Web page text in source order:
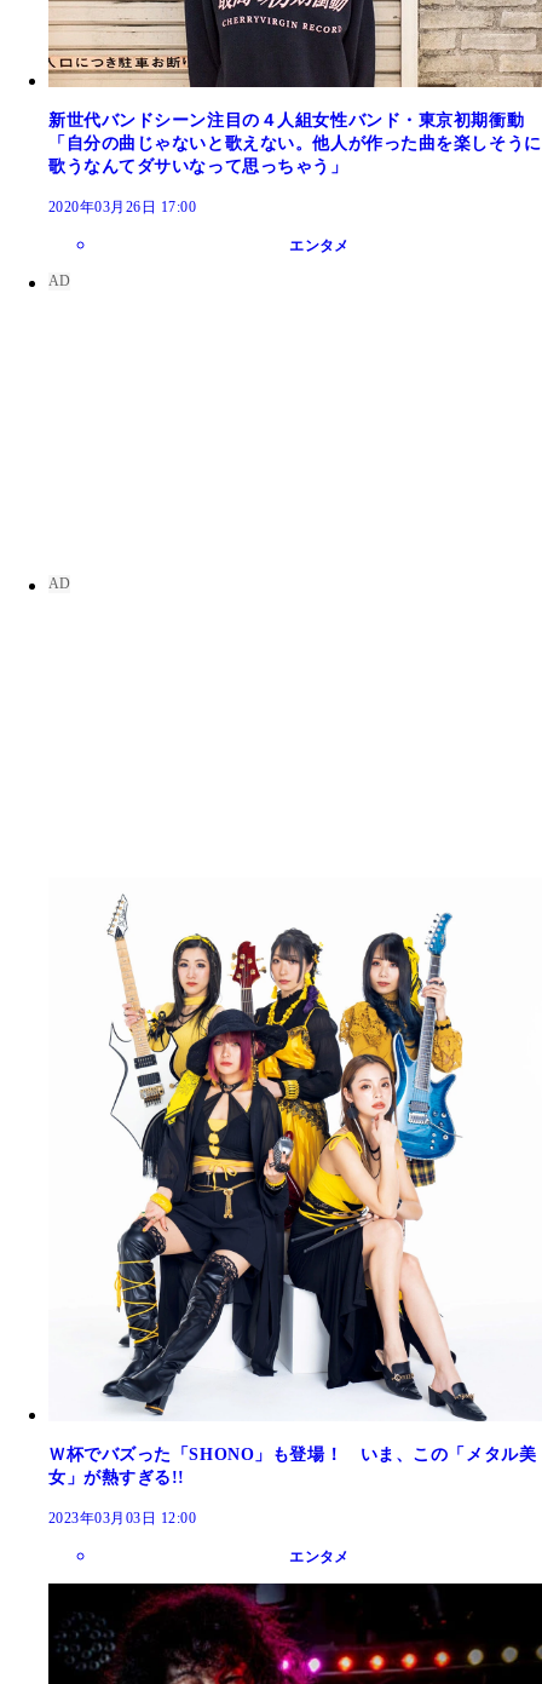
新世代バンドシーン注目の４人組女性バンド・東京初期衝動
「自分の曲じゃないと歌えない。他人が作った曲を楽しそうに
歌うなんてダサいなって思っちゃう」
2020年03月26日 17:00
エンタメ
Ｗ杯でバズった「SHONO」も登場！ いま、この「メタル美
女」が熱すぎる!!
2023年03月03日 12:00
エンタメ